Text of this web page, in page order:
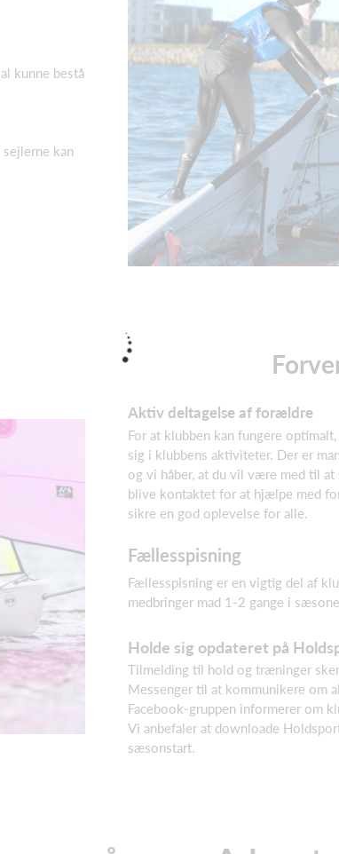
kunne bestå
kan
Aktiv deltagelse af forældre
For at klubben kan fungere
sig i klubbens aktiviteter. Der er
og vi håber, at du vil være med til
blive kontaktet for at hjælpe med
sikre en god oplevelse for alle.
Fællesspisning
Fællesspisning er en vigtig del af
medbringer mad 1-2 gange i
Holde sig opdateret på
Tilmelding til hold og træninger
Messenger til at kommunikere om
Facebook-gruppen informerer om
Vi anbefaler at downloade
sæsonstart.